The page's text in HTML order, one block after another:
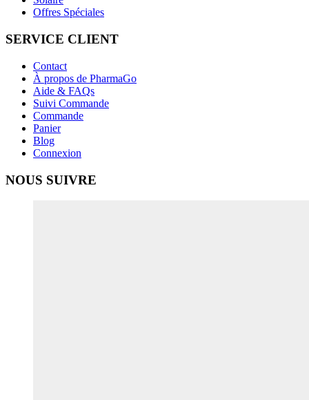
Offres Spéciales
SERVICE CLIENT
Contact
À propos de PharmaGo
Aide & FAQs
Suivi Commande
Commande
Panier
Blog
Connexion
NOUS SUIVRE